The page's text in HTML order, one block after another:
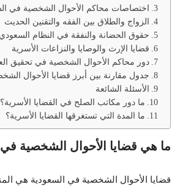
اختصاصات محاكم الأحوال الشخصية في
الزواج والطلاق بين الفقه والتقنين الحديث
حقوق الحضانة والنفقة في النظام السعودي
قضايا الإرث والوصايا والنزاعات الأسرية
دور محاكم الأحوال الشخصية في تحقيق
جدول مقارنة بين أبرز قضايا الأحوال
الأسئلة الشائعة
ما دور مكاتب الصلح في القضايا الأسرية؟
ما المدة التي تستغرقها القضايا الأسرية؟
ما هي قضايا الأحوال الشخصية
قضايا الأحوال الشخصية في السعودية هي